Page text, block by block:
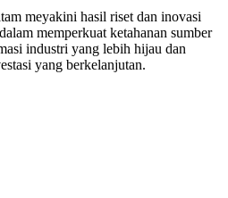
meyakini hasil riset dan inovasi
memperkuat ketahanan sumber
industri yang lebih hijau dan
yang berkelanjutan.